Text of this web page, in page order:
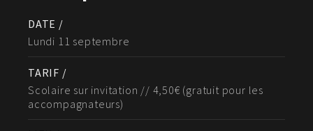
DATE /
Lundi 11 septembre
TARIF /
Scolaire sur invitation // 4,50€ (gratuit pour les
accompagnateurs)